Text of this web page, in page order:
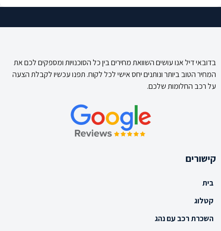
בדובאי דיל אנו עושים השוואת מחירים בין כל הסוכנויות ומספקים לכם את
המחיר הטוב ביותר ונותנים יחס אישי לכל לקוח. תפנו עכשיו לקבלת הצעה
על רכב החלומות שלכם.
קישורים
בית
קטלוג
השכרת רכב עם נהג